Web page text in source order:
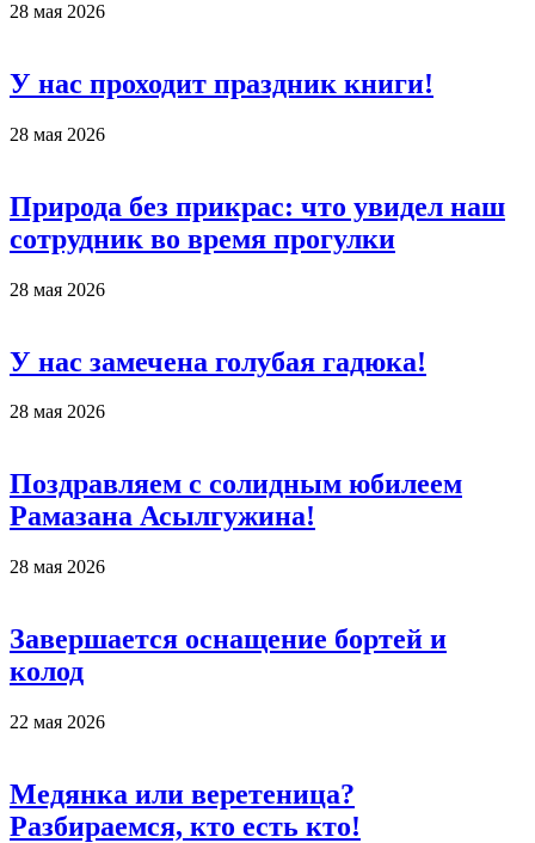
28 мая 2026
У нас проходит праздник книги!
28 мая 2026
Природа без прикрас: что увидел наш
сотрудник во время прогулки
28 мая 2026
У нас замечена голубая гадюка!
28 мая 2026
Поздравляем с солидным юбилеем
Рамазана Асылгужина!
28 мая 2026
Завершается оснащение бортей и
колод
22 мая 2026
Медянка или веретеница?
Разбираемся, кто есть кто!